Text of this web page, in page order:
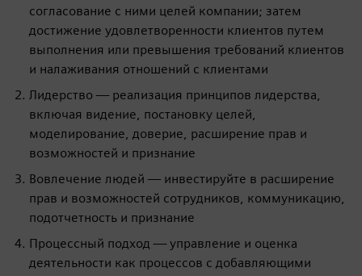
согласование с ними целей компании; затем
достижение удовлетворенности клиентов путем
выполнения или превышения требований клиентов
и налаживания отношений с клиентами
Лидерство — реализация принципов лидерства,
включая видение, постановку целей,
моделирование, доверие, расширение прав и
возможностей и признание
Вовлечение людей — инвестируйте в расширение
прав и возможностей сотрудников, коммуникацию,
подотчетность и признание
Процессный подход — управление и оценка
деятельности как процессов с добавляющими